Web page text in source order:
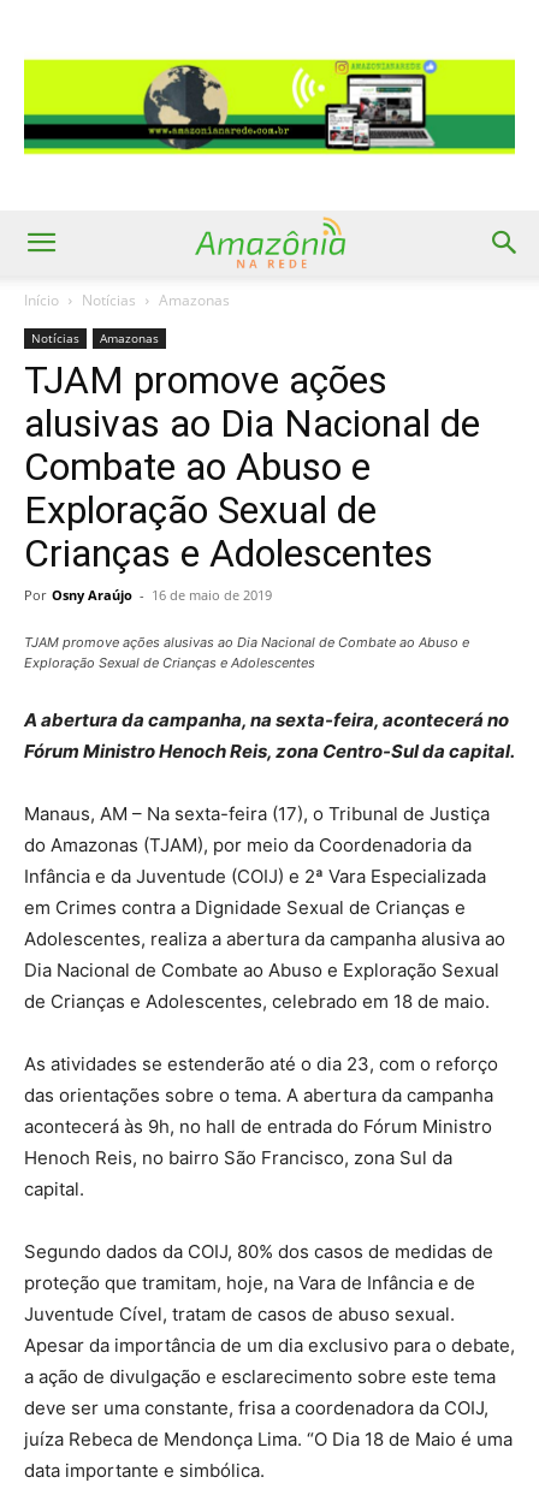
Início Notícias Amazonas
Notícias Amazonas
TJAM promove ações
alusivas ao Dia Nacional de
Combate ao Abuso e
Exploração Sexual de
Crianças e Adolescentes
Por Osny Araújo - 16 de maio de 2019
TJAM promove ações alusivas ao Dia Nacional de Combate ao Abuso e
Exploração Sexual de Crianças e Adolescentes
A abertura da campanha, na sexta-feira, acontecerá no
Fórum Ministro Henoch Reis, zona Centro-Sul da capital.
Manaus, AM – Na sexta-feira (17), o Tribunal de Justiça
do Amazonas (TJAM), por meio da Coordenadoria da
Infância e da Juventude (COIJ) e 2ª Vara Especializada
em Crimes contra a Dignidade Sexual de Crianças e
Adolescentes, realiza a abertura da campanha alusiva ao
Dia Nacional de Combate ao Abuso e Exploração Sexual
de Crianças e Adolescentes, celebrado em 18 de maio.
As atividades se estenderão até o dia 23, com o reforço
das orientações sobre o tema. A abertura da campanha
acontecerá às 9h, no hall de entrada do Fórum Ministro
Henoch Reis, no bairro São Francisco, zona Sul da
capital.
Segundo dados da COIJ, 80% dos casos de medidas de
proteção que tramitam, hoje, na Vara de Infância e de
Juventude Cível, tratam de casos de abuso sexual.
Apesar da importância de um dia exclusivo para o debate,
a ação de divulgação e esclarecimento sobre este tema
deve ser uma constante, frisa a coordenadora da COIJ,
juíza Rebeca de Mendonça Lima. “O Dia 18 de Maio é uma
data importante e simbólica.